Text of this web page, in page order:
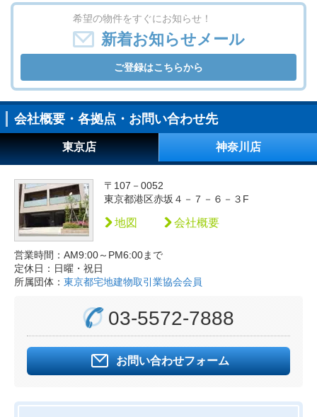
希望の物件をすぐにお知らせ！
新着お知らせメール
ご登録はこちらから
会社概要・各拠点・お問い合わせ先
東京店 神奈川店
〒107－0052
東京都港区赤坂４－７－６－３F
地図 会社概要
営業時間：AM9:00～PM6:00まで
定休日：日曜・祝日
所属団体： 東京都宅地建物取引業協会会員
03-5572-7888
お問い合わせフォーム